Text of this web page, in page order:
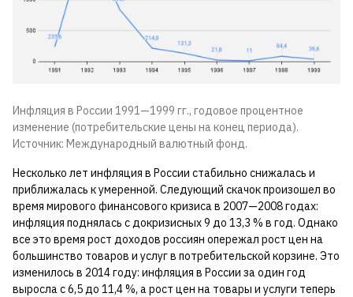
Инфляция в России 1991—1999 гг., годовое процентное
изменение (потребительские цены на конец периода).
Источник: Международный валютный фонд.
Несколько лет инфляция в России стабильно снижалась и
приближалась к умеренной. Следующий скачок произошел во
время мирового финансового кризиса в 2007—2008 годах:
инфляция поднялась с докризисных 9 до 13,3 % в год. Однако
все это время рост доходов россиян опережал рост цен на
большинство товаров и услуг в потребительской корзине. Это
изменилось в 2014 году: инфляция в России за один год
выросла с 6,5 до 11,4 %, а рост цен на товары и услуги теперь